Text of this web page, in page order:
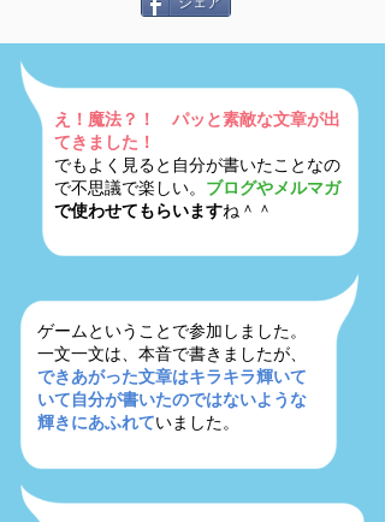
え！魔法？！ パッと素敵な文章が出
てきました！
でもよく見ると自分が書いたことなの
で不思議で楽しい。 ブログやメルマガ
で使わせてもらいますね＾＾
ゲームということで参加しました。
一文一文は、本音で書きましたが、
できあがった文章はキラキラ輝いて
いて自分が書いたのではないような
輝きにあふれていました。